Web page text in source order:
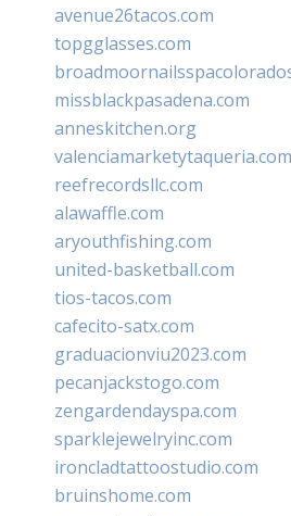
avenue26tacos.com
topgglasses.com
missblackpasadena.com
anneskitchen.org
valenciamarketytaqueria.com
reefrecordsllc.com
alawaffle.com
aryouthfishing.com
united-basketball.com
tios-tacos.com
cafecito-satx.com
graduacionviu2023.com
pecanjackstogo.com
zengardendayspa.com
sparklejewelryinc.com
ironcladtattoostudio.com
bruinshome.com